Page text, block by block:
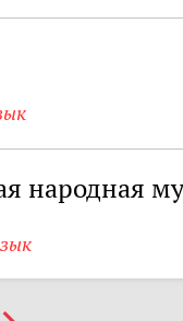
народная